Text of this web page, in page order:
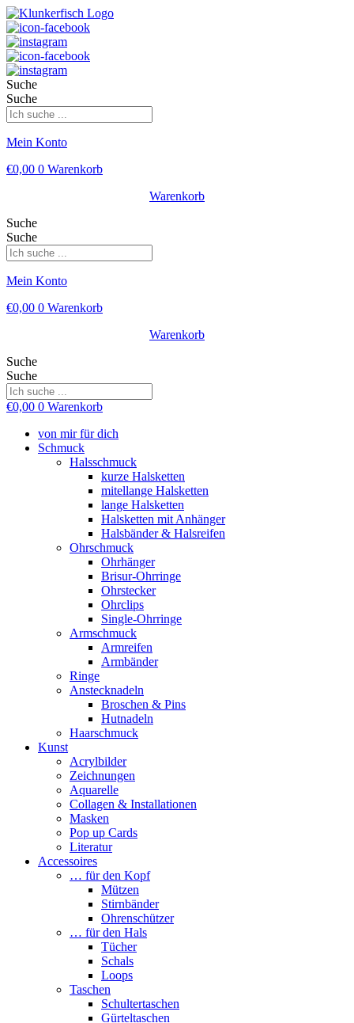
Suche
Suche
Mein Konto
€0,00 0 Warenkorb
Warenkorb
Suche
Suche
Mein Konto
€0,00 0 Warenkorb
Warenkorb
Suche
Suche
€0,00 0 Warenkorb
von mir für dich
Schmuck
Halsschmuck
kurze Halsketten
mitellange Halsketten
lange Halsketten
Halsketten mit Anhänger
Halsbänder & Halsreifen
Ohrschmuck
Ohrhänger
Brisur-Ohrringe
Ohrstecker
Ohrclips
Single-Ohrringe
Armschmuck
Armreifen
Armbänder
Ringe
Anstecknadeln
Broschen & Pins
Hutnadeln
Haarschmuck
Kunst
Acrylbilder
Zeichnungen
Aquarelle
Collagen & Installationen
Masken
Pop up Cards
Literatur
Accessoires
… für den Kopf
Mützen
Stirnbänder
Ohrenschützer
… für den Hals
Tücher
Schals
Loops
Taschen
Schultertaschen
Gürteltaschen